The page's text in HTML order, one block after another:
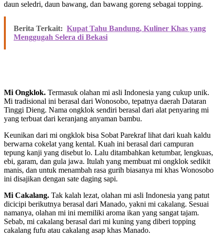
daun seledri, daun bawang, dan bawang goreng sebagai topping.
Berita Terkait: Kupat Tahu Bandung, Kuliner Khas yang
Menggugah Selera di Bekasi
Mi Ongklok. Termasuk olahan mi asli Indonesia yang cukup unik.
Mi tradisional ini berasal dari Wonosobo, tepatnya daerah Dataran
Tinggi Dieng. Nama ongklok sendiri berasal dari alat penyaring mi
yang terbuat dari keranjang anyaman bambu.
Keunikan dari mi ongklok bisa Sobat Parekraf lihat dari kuah kaldu
berwarna cokelat yang kental. Kuah ini berasal dari campuran
tepung kanji yang disebut lo. Lalu ditambahkan ketumbar, lengkuas,
ebi, garam, dan gula jawa. Itulah yang membuat mi ongklok sedikit
manis, dan untuk menambah rasa gurih biasanya mi khas Wonosobo
ini disajikan dengan sate daging sapi.
Mi Cakalang. Tak kalah lezat, olahan mi asli Indonesia yang patut
dicicipi berikutnya berasal dari Manado, yakni mi cakalang. Sesuai
namanya, olahan mi ini memiliki aroma ikan yang sangat tajam.
Sebab, mi cakalang berasal dari mi kuning yang diberi topping
cakalang fufu atau cakalang asap khas Manado.